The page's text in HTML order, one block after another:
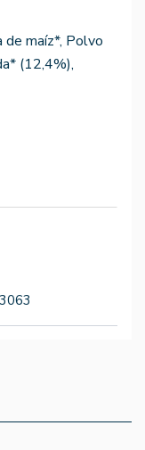
de maíz*, Polvo
(12,4%),